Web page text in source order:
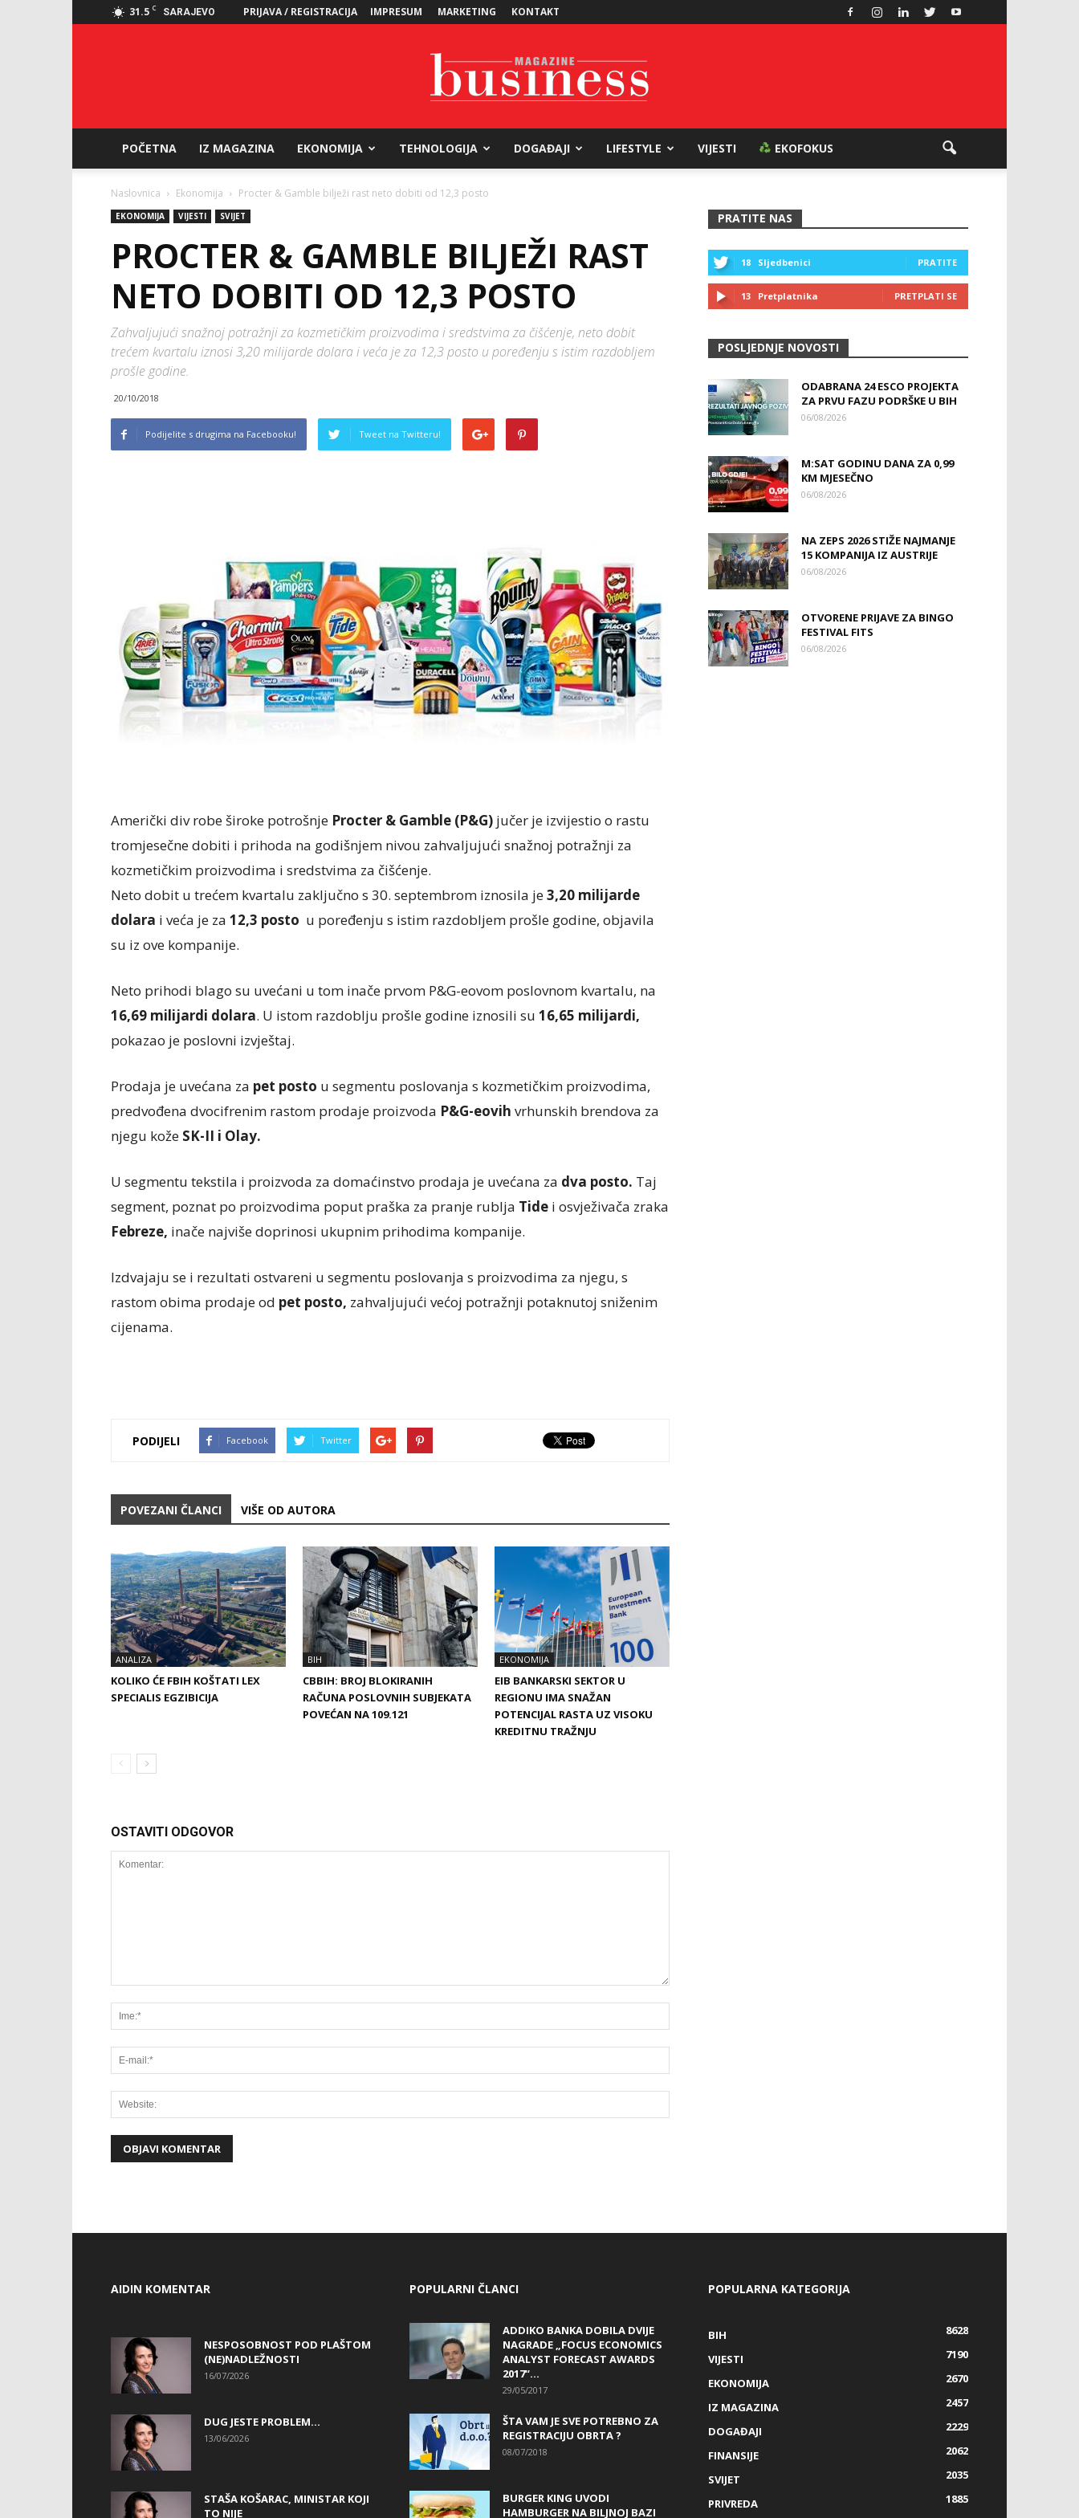
31.5 C SARAJEVO PRIJAVA / REGISTRACIJA IMPRESUM MARKETING KONTAKT
Magazine
POČETNA IZ MAGAZINA EKONOMIJA TEHNOLOGIJA DOGAĐAJI LIFESTYLE VIJESTI EKOFOKUS
Naslovnica Ekonomija Procter & Gamble bilježi rast neto dobiti od 12,3 posto
EKONOMIJA VIJESTI SVIJET
PROCTER & GAMBLE BILJEŽI RAST
NETO DOBITI OD 12,3 POSTO
Zahvaljujući snažnoj potražnji za kozmetičkim proizvodima i sredstvima za čišćenje, neto dobit
trećem kvartalu iznosi 3,20 milijarde dolara i veća je za 12,3 posto u poređenju s istim razdobljem
prošle godine.
20/10/2018
Podijelite s drugima na Facebooku! Tweet na Twitteru!
Američki div robe široke potrošnje Procter & Gamble (P&G) jučer je izvijestio o rastu
tromjesečne dobiti i prihoda na godišnjem nivou zahvaljujući snažnoj potražnji za
kozmetičkim proizvodima i sredstvima za čišćenje.
Neto dobit u trećem kvartalu zaključno s 30. septembrom iznosila je3,20 milijarde
dolara i veća je za 12,3 posto u poređenju s istim razdobljem prošle godine, objavila
su iz ove kompanije.
Neto prihodi blago su uvećani u tom inače prvom P&G-eovom poslovnom kvartalu, na
16,69 milijardi dolara. U istom razdoblju prošle godine iznosili su 16,65 milijardi,
pokazao je poslovni izvještaj.
Prodaja je uvećana za pet posto u segmentu poslovanja s kozmetičkim proizvodima,
predvođena dvocifrenim rastom prodaje proizvoda P&G-eovih vrhunskih brendova za
njegu kože SK-II i Olay.
U segmentu tekstila i proizvoda za domaćinstvo prodaja je uvećana za dva posto. Taj
segment, poznat po proizvodima poput praška za pranje rublja Tide i osvježivača zraka
Febreze, inače najviše doprinosi ukupnim prihodima kompanije.
Izdvajaju se i rezultati ostvareni u segmentu poslovanja s proizvodima za njegu, s
rastom obima prodaje od pet posto, zahvaljujući većoj potražnji potaknutoj sniženim
cijenama.
PODIJELI Facebook Twitter
POVEZANI ČLANCI VIŠE OD AUTORA
ANALIZA
KOLIKO ĆE FBIH KOŠTATI LEX
SPECIALIS EGZIBICIJA
BIH
CBBIH: BROJ BLOKIRANIH
RAČUNA POSLOVNIH SUBJEKATA
POVEĆAN NA 109.121
EKONOMIJA
EIB BANKARSKI SEKTOR U
REGIONU IMA SNAŽAN
POTENCIJAL RASTA UZ VISOKU
KREDITNU TRAŽNJU
OSTAVITI ODGOVOR
PRATITE NAS
18 Sljedbenici PRATITE
13 Pretplatnika PRETPLATI SE
POSLJEDNJE NOVOSTI
ODABRANA 24 ESCO PROJEKTA
ZA PRVU FAZU PODRŠKE U BIH
06/08/2026
M:SAT GODINU DANA ZA 0,99
KM MJESEČNO
06/08/2026
NA ZEPS 2026 STIŽE NAJMANJE
15 KOMPANIJA IZ AUSTRIJE
06/08/2026
OTVORENE PRIJAVE ZA BINGO
FESTIVAL FITS
06/08/2026
AIDIN KOMENTAR
NESPOSOBNOST POD PLAŠTOM
(NE)NADLEŽNOSTI
16/07/2026
DUG JESTE PROBLEM…
13/06/2026
STAŠA KOŠARAC, MINISTAR KOJI
TO NIJE
POPULARNI ČLANCI
ADDIKO BANKA DOBILA DVIJE
NAGRADE „FOCUS ECONOMICS
ANALYST FORECAST AWARDS
2017“...
29/05/2017
ŠTA VAM JE SVE POTREBNO ZA
REGISTRACIJU OBRTA ?
08/07/2018
BURGER KING UVODI
HAMBURGER NA BILJNOJ BAZI
POPULARNA KATEGORIJA
BIH
8628
VIJESTI
7190
EKONOMIJA
2670
IZ MAGAZINA
2457
DOGAĐAJI
2229
FINANSIJE
2062
SVIJET
2035
PRIVREDA
1885